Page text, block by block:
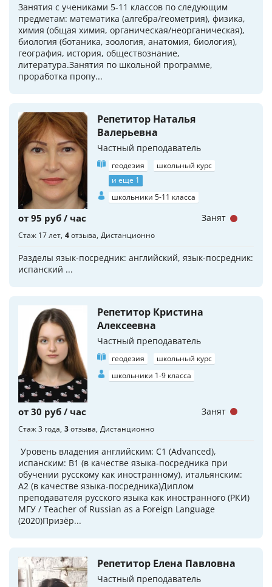
Занятия с учениками 5-11 классов по следующим
предметам: математика (алгебра/геометрия), физика,
химия (общая химия, органическая/неорганическая),
биология (ботаника, зоология, анатомия, биология),
география, история, обществознание,
литература.Занятия по школьной программе,
проработка пропу...
Репетитор Наталья
Валерьевна
Частный преподаватель
геодезия
школьный курс
и еще 1
школьники 5-11 класса
от 95 руб / час
Стаж 17 лет 4отзыва Дистанционно
Разделы язык-посредник: английский, язык-посредник:
испанский ...
Занят
Репетитор Кристина
Алексеевна
Частный преподаватель
геодезия
школьный курс
школьники 1-9 класса
от 30 руб / час
Стаж 3 года 3отзыва Дистанционно
Уровень владения английским: С1 (Advanced),
испанским: В1 (в качестве языка-посредника при
обучении русскому как иностранному), итальянским:
А2 (в качестве языка-посредника)Диплом
преподавателя русского языка как иностранного (РКИ)
МГУ / Teacher of Russian as a Foreign Language
(2020)Призёр...
Занят
Репетитор Елена Павловна
Частный преподаватель